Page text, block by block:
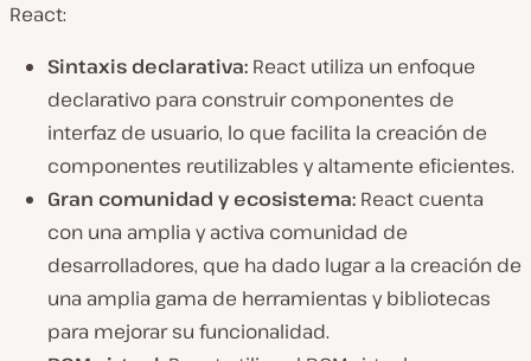
React:
Sintaxis declarativa: React utiliza un enfoque
declarativo para construir componentes de
interfaz de usuario, lo que facilita la creación de
componentes reutilizables y altamente eficientes.
Gran comunidad y ecosistema: React cuenta
con una amplia y activa comunidad de
desarrolladores, que ha dado lugar a la creación de
una amplia gama de herramientas y bibliotecas
para mejorar su funcionalidad.